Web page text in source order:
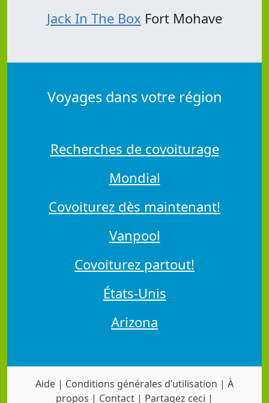
Jack In The Box Fort Mohave
Voyages dans votre région
Recherches de covoiturage
Mondial
Covoiturez dès maintenant!
Vanpool
Covoiturez partout!
États-Unis
Arizona
Aide | Conditions générales d’utilisation | À
propos | Contact | Partagez ceci |